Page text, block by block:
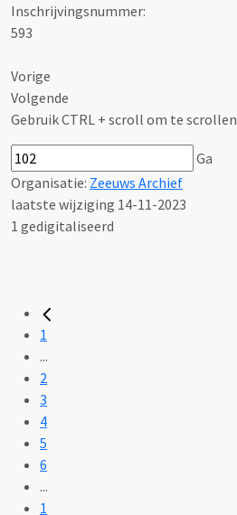
Inschrijvingsnummer:
593
Vorige
Volgende
Gebruik CTRL + scroll om te scrollen
Ga
Organisatie: Zeeuws Archief
laatste wijziging 14-11-2023
1 gedigitaliseerd
1
...
2
3
4
5
6
...
1